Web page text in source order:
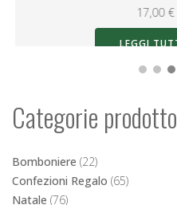
17,00€
LEGGI
Categorie prodotto
Bomboniere (22)
Confezioni Regalo